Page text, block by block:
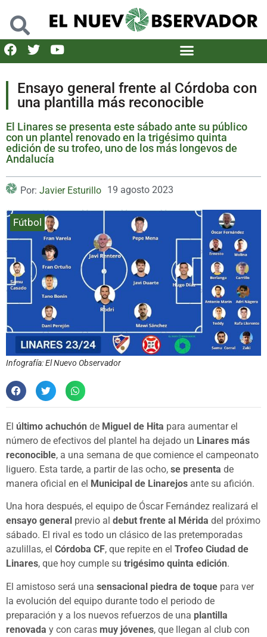
Ensayo general frente al Córdoba con
una plantilla más reconocible
El Linares se presenta este sábado ante su público
con un plantel renovado en la trigésimo quinta
edición de su trofeo, uno de los más longevos de
Andalucía
Por: Javier Esturillo 19 agosto 2023
Fútbol
Infografía: El Nuevo Observador
El último achuchón de Miguel de Hita para aumentar el
número de efectivos del plantel ha dejado un Linares más
reconocible, a una semana de que comience el campeonato
liguero. Esta tarde, a partir de las ocho, se presenta de
manera oficial en el Municipal de Linarejos ante su afición.
Una hora después, el equipo de Óscar Fernández realizará el
ensayo general previo al debut frente al Mérida del próximo
sábado. El rival es todo un clásico de las pretemporadas
azulillas, el Córdoba CF, que repite en el Trofeo Ciudad de
Linares, que hoy cumple su trigésimo quinta edición.
El amistoso será una sensacional piedra de toque para ver
la evolución del equipo durante todo el periodo de
preparación y a los nuevos refuerzos de una plantilla
renovada y con caras muy jóvenes, que llegan al club con